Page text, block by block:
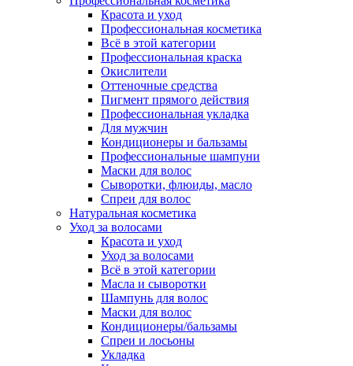
Красота и уход
Профессиональная косметика
Всё в этой категории
Профессиональная краска
Окислители
Оттеночные средства
Пигмент прямого действия
Профессиональная укладка
Для мужчин
Кондиционеры и бальзамы
Профессиональные шампуни
Маски для волос
Сыворотки, флюиды, масло
Спреи для волос
Натуральная косметика
Уход за волосами
Красота и уход
Уход за волосами
Всё в этой категории
Масла и сыворотки
Шампунь для волос
Маски для волос
Кондиционеры/бальзамы
Спреи и лосьоны
Укладка